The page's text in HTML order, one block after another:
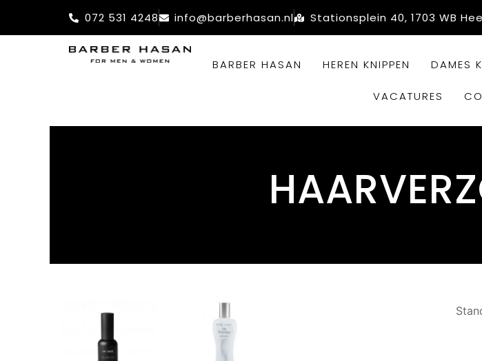
072 531 4248 info@barberhasan.nl Stationsplein 40, 1703 WB
BARBER HASAN HEREN KNIPPEN DAMES
VACATURES